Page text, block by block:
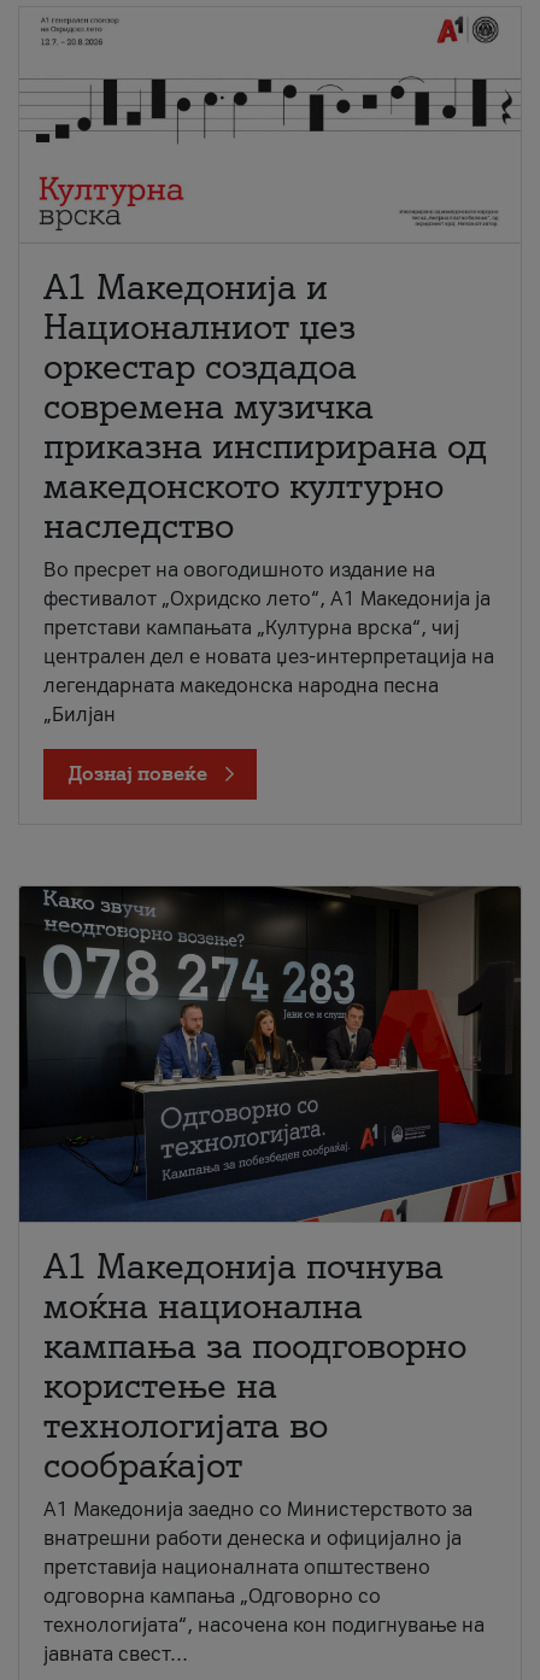
А1 Македонија и
Националниот џез
оркестар создадоа
современа музичка
приказна инспирирана од
македонското културно
наследство
Во пресрет на овогодишното издание на
фестивалот „Охридско лето“, А1 Македонија ја
претстави кампањата „Културна врска“, чиј
централен дел е новата џез-интерпретација на
легендарната македонска народна песна
„Билјан
Дознај повеќе
A1 Македонија почнува
моќна национална
кампања за поодговорно
користење на
технологијата во
сообраќајот
A1 Македонија заедно со Министерството за
внатрешни работи денеска и официјално ја
претставија националната општествено
одговорна кампања „Одговорно со
технологијата“, насочена кон подигнување на
јавната свест...